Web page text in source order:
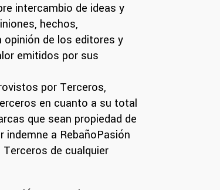
intercambio de ideas y
hechos,
de los editores y
emitidos por sus
por Terceros,
en cuanto a su total
que sean propiedad de
a RebañoPasión
de cualquier